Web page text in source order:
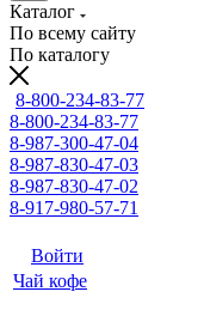
Каталог
По всему сайту
По каталогу
8-800-234-83-77
8-800-234-83-77
8-987-300-47-04
8-987-830-47-03
8-987-830-47-02
8-917-980-57-71
Войти
Чай кофе